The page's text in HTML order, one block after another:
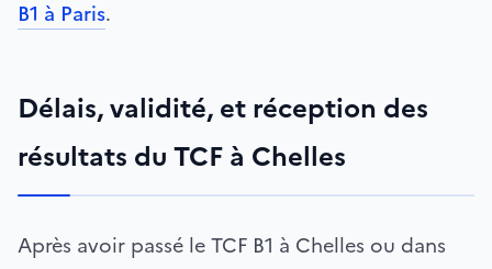
B1 à Paris.
Délais, validité, et réception des
résultats du TCF à Chelles
Après avoir passé le TCF B1 à Chelles ou dans